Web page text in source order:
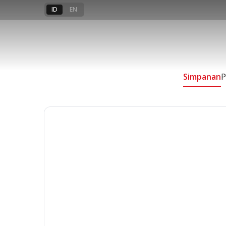
ID EN
Simpanan
Simpanan